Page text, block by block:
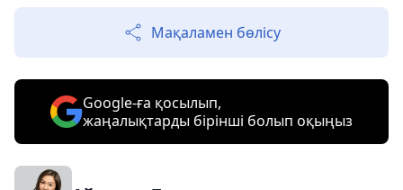
Мақаламен бөлісу
Google-ға қосылып,
жаңалықтарды бірінші болып оқыңыз